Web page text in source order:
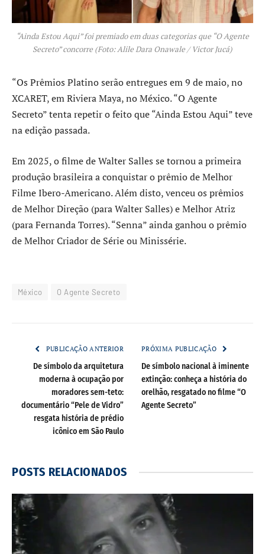
“Ainda Estou Aqui” foi premiado em duas categorias que “O Agente
Secreto” concorre (Foto: Alile Dara Onawale / Victor Jucá)
“Os Prêmios Platino serão entregues em 9 de maio, no
XCARET, em Riviera Maya, no México. “O Agente
Secreto” tenta repetir o feito que “Ainda Estou Aqui” teve
na edição passada.
Em 2025, o filme de Walter Salles se tornou a primeira
produção brasileira a conquistar o prêmio de Melhor
Filme Ibero-Americano. Além disto, venceu os prêmios
de Melhor Direção (para Walter Salles) e Melhor Atriz
(para Fernanda Torres). “Senna” ainda ganhou o prêmio
de Melhor Criador de Série ou Minissérie.
México O Agente Secreto
PUBLICAÇÃO ANTERIOR
De símbolo da arquitetura
moderna à ocupação por
moradores sem-teto:
documentário “Pele de Vidro”
resgata história de prédio
icônico em São Paulo
PRÓXIMA PUBLICAÇÃO
De símbolo nacional à iminente
extinção: conheça a história do
orelhão, resgatado no filme “O
Agente Secreto”
POSTS RELACIONADOS